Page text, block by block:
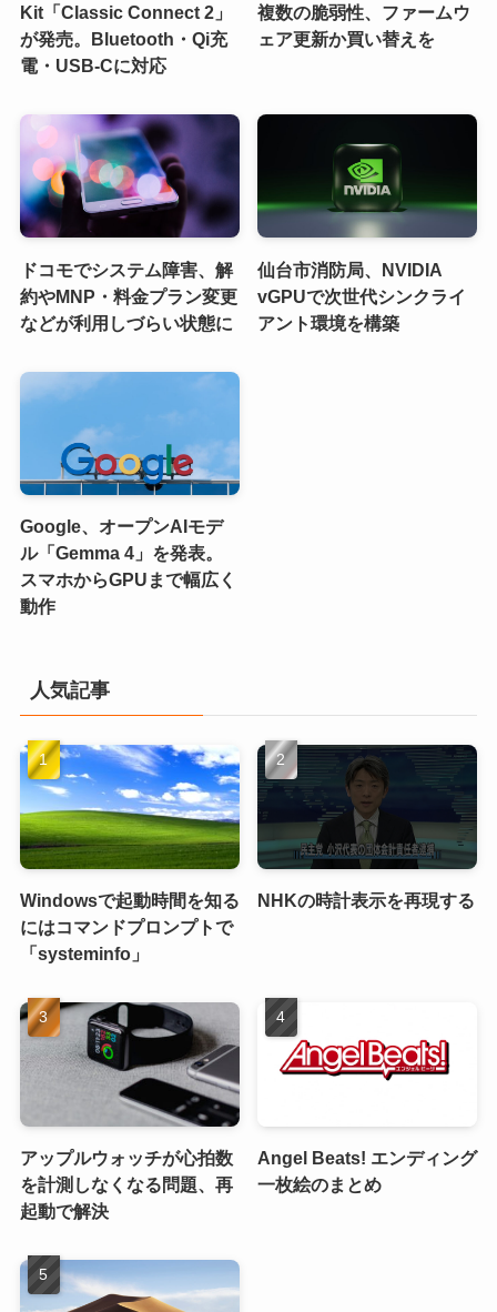
Kit「Classic Connect 2」
が発売。Bluetooth・Qi充
電・USB-Cに対応
複数の脆弱性、ファームウ
ェア更新か買い替えを
ドコモでシステム障害、解
約やMNP・料金プラン変更
などが利用しづらい状態に
仙台市消防局、NVIDIA
vGPUで次世代シンクライ
アント環境を構築
Google、オープンAIモデ
ル「Gemma 4」を発表。
スマホからGPUまで幅広く
動作
人気記事
Windowsで起動時間を知る
にはコマンドプロンプトで
「systeminfo」
NHKの時計表示を再現する
アップルウォッチが心拍数
を計測しなくなる問題、再
起動で解決
Angel Beats! エンディング
一枚絵のまとめ